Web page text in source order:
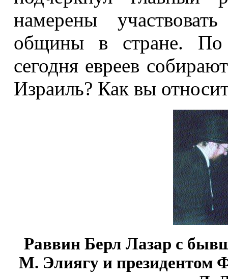
намерены
общины в стране.
сегодня евреев
Израиль? Как вы
Раввин Берл Лазар с
М. Элиягу и президентом